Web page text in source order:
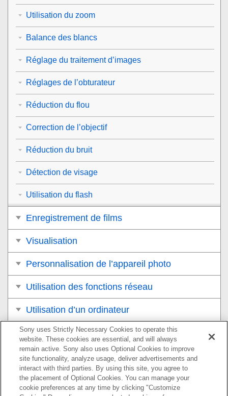
Utilisation du zoom
Balance des blancs
Réglage du traitement d’images
Réglages de l’obturateur
Réduction du flou
Correction de l’objectif
Réduction du bruit
Détection de visage
Utilisation du flash
Enregistrement de films
Visualisation
Personnalisation de l’appareil photo
Utilisation des fonctions réseau
Utilisation d’un ordinateur
Liste des éléments du MENU
Précautions/Le produit
Si vous avez des problèmes
Sony uses Strictly Necessary Cookies to operate this
website. These cookies are essential, and will always
remain active. Sony also uses Optional Cookies to improve
site functionality, analyze usage, deliver advertisements and
interact with third parties. By using this site, you agree to
the placement of Optional Cookies. You can manage your
cookie preferences at any time by clicking "Customize